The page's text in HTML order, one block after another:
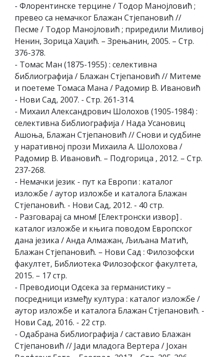
- Флорентинске терцине / Тодор Манојловић ;
превео са немачког Блажан Стјепановић //
Песме / Тодор Манојловић ; приредили Миливој
Ненин, Зорица Хаџић. – Зрењанин, 2005. – Стр.
376-378.
- Томас Ман (1875-1955) : селективна
библиографија / Блажан Стјепановић // Митеме
и поетеме Томаса Мана / Радомир В. Ивановић
- Нови Сад, 2007. - Стр. 261-314.
- Михаил Александрович Шолохов (1905-1984) :
селективна библиографија / Нада Усановиц
Ашоња, Блажан Стјепановић // Снови и судбине
у наративној прози Михаила А. Шолохова /
Радомир В. Ивановић. – Подгорица , 2012. – Стр.
237-268.
- Немачки језик - пут ка Европи : каталог
изложбе / аутор изложбе и каталога Блажан
Стјепановић. - Нови Сад, 2012. - 40 стр.
- Разговарај са мном! [Електронски извор] .
каталог изложбе и књига поводом Европског
дана језика / Анда Алмажан, Љиљана Матић,
Блажан Стјепановић. – Нови Сад : Филозофски
факултет, Библиотека Филозофског факултета,
2015. – 17 стр.
- Преводиоци Одсека за германистику –
посредници између култура : каталог изложбе /
аутор изложбе и каталога Блажан Стјепановић. -
Нови Сад, 2016. - 22 стр.
- Одабрана библиографија / саставио Блажан
Стјепановић // Јади младога Вертера / Јохан